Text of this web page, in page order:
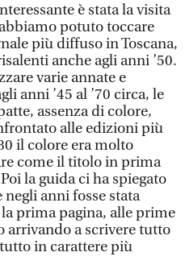
è stata la visita
potuto toccare
più diffuso in Toscana,
anche agli anni ’50.
varie annate e
anni ’45 al ’70 circa, le
assenza di colore,
alle edizioni più
il colore era molto
come il titolo in prima
la guida ci ha spiegato
anni fosse stata
prima pagina, alle prime
arrivando a scrivere tutto
in carattere più